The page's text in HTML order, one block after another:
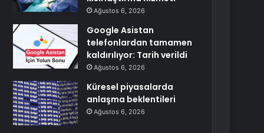
Ağustos 6, 2026
Google Asistan
telefonlardan tamamen
kaldırılıyor: Tarih verildi
Ağustos 6, 2026
Küresel piyasalarda
anlaşma beklentileri
Ağustos 6, 2026